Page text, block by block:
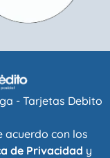
- Tarjetas Debito
acuerdo con los
de Privacidad y